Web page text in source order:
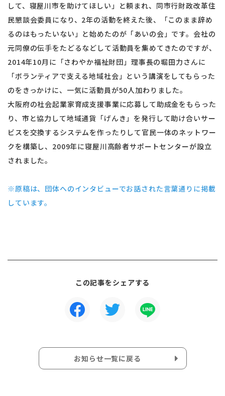
して、寝屋川市を助けてほしい」と頼まれ、同市行財政改革住
民懇談会委員になり、2年の活動を終えた後、「このまま辞め
るのはもったいない」と始めたのが「あいの会」です。会社の
元同僚の伝手をたどるなどして活動員を集めてきたのですが、
2014年10月に「さわやか福祉財団」理事長の堀田力さんに
「ボランティアで支える地域社会」という講演をしてもらった
のをきっかけに、一気に活動員が50人加わりました。
大阪府の社会起業家育成支援事業に応募して助成金をもらった
り、市と協力して地域通貨「げんき」を発行して助け合いサー
ビスを交換するシステムを作ったりして官民一体のネットワー
クを構築し、2009年に寝屋川高齢者サポートセンターが設立
されました。
※原稿は、団体へのインタビューでお話された言葉通りに掲載
しています。
この記事をシェアする
お知らせ一覧に戻る